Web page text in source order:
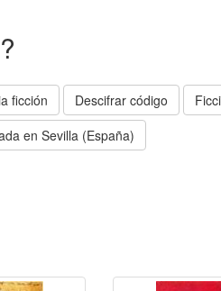
ficción Descifrar código
en Sevilla (España)